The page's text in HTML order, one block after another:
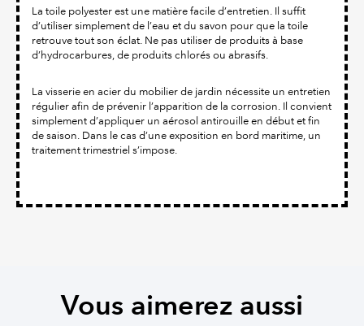
La toile polyester est une matière facile d’entretien. Il suffit
d’utiliser simplement de l’eau et du savon pour que la toile
retrouve tout son éclat. Ne pas utiliser de produits à base
d’hydrocarbures, de produits chlorés ou abrasifs.
La visserie en acier du mobilier de jardin nécessite un entretien
régulier afin de prévenir l’apparition de la corrosion. Il convient
simplement d’appliquer un aérosol antirouille en début et fin
de saison. Dans le cas d’une exposition en bord maritime, un
traitement trimestriel s’impose.
Vous aimerez aussi